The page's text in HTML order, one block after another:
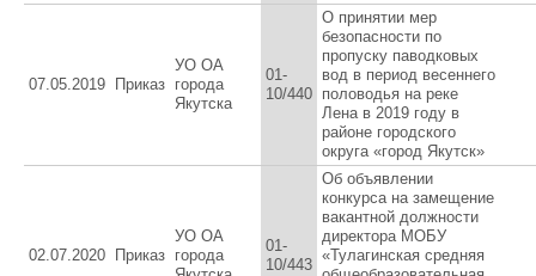
07.05.2019 Приказ
УО ОА
города
Якутска
01-
10/440
О принятии мер
безопасности по
пропуску паводковых
вод в период весеннего
половодья на реке
Лена в 2019 году в
районе городского
округа «город Якутск»
02.07.2020 Приказ
УО ОА
города
01-
10/443
Об объявлении
конкурса на замещение
вакантной должности
директора МОБУ
«Тулагинская средняя